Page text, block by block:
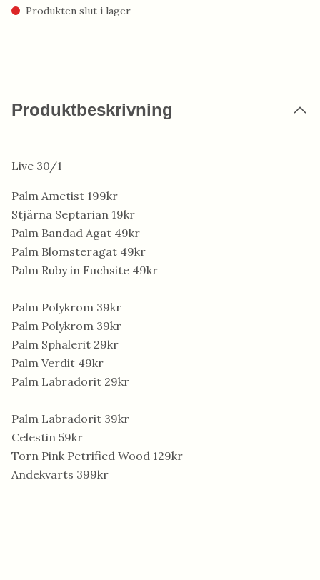
Produkten slut i lager
Produktbeskrivning
Live 30/1
Palm Ametist 199kr
Stjärna Septarian 19kr
Palm Bandad Agat 49kr
Palm Blomsteragat 49kr
Palm Ruby in Fuchsite 49kr
Palm Polykrom 39kr
Palm Polykrom 39kr
Palm Sphalerit 29kr
Palm Verdit 49kr
Palm Labradorit 29kr
Palm Labradorit 39kr
Celestin 59kr
Torn Pink Petrified Wood 129kr
Andekvarts 399kr